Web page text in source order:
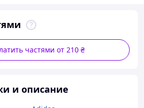
частями от 210 ₴
и описание